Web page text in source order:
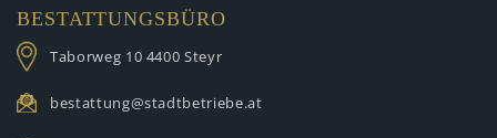
BESTATTUNGSBÜRO
Taborweg 10 4400 Steyr
bestattung@stadtbetriebe.at